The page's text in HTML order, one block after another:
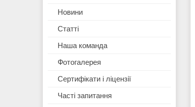
Новини
Статті
Наша команда
Фотогалерея
Сертифікати і ліцензії
Часті запитання